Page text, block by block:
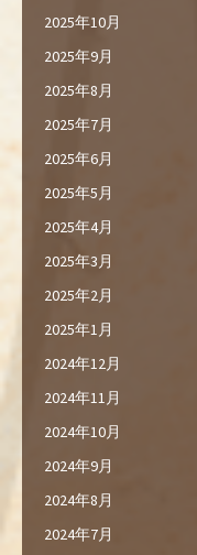
2025年10月
2025年9月
2025年8月
2025年7月
2025年6月
2025年5月
2025年4月
2025年3月
2025年2月
2025年1月
2024年12月
2024年11月
2024年10月
2024年9月
2024年8月
2024年7月